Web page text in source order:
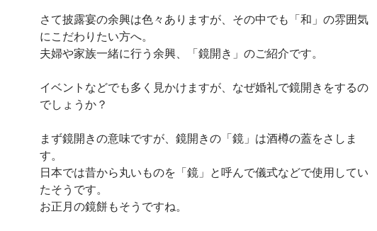
さて披露宴の余興は色々ありますが、その中でも「和」の雰囲気
にこだわりたい方へ。
夫婦や家族一緒に行う余興、「鏡開き」のご紹介です。
イベントなどでも多く見かけますが、なぜ婚礼で鏡開きをするの
でしょうか？
まず鏡開きの意味ですが、鏡開きの「鏡」は酒樽の蓋をさしま
す。
日本では昔から丸いものを「鏡」と呼んで儀式などで使用してい
たそうです。
お正月の鏡餅もそうですね。